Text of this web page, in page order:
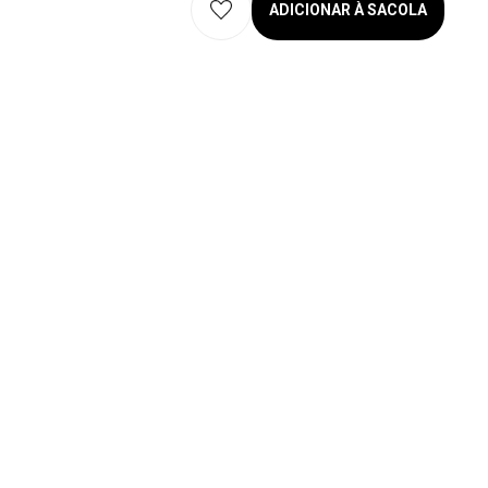
ADICIONAR À SACOLA